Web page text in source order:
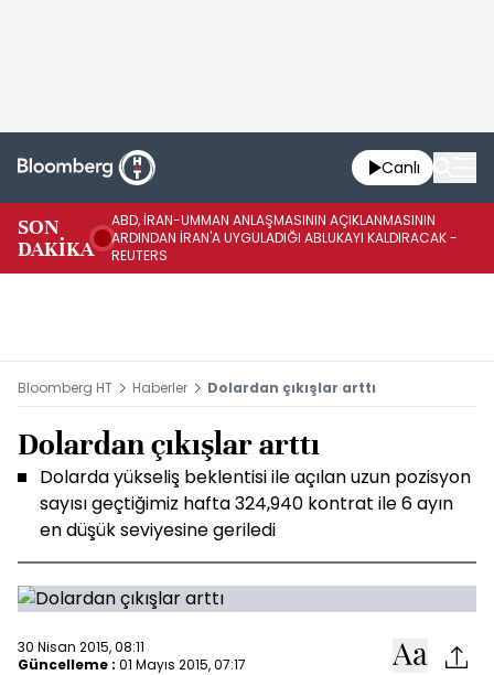
Canlı
SON
DAKİKA
ABD, İRAN-UMMAN ANLAŞMASININ AÇIKLANMASININ
ARDINDAN İRAN'A UYGULADIĞI ABLUKAYI KALDIRACAK -
REUTERS
Bloomberg HT Haberler Dolardan çıkışlar arttı
Dolardan çıkışlar arttı
Dolarda yükseliş beklentisi ile açılan uzun pozisyon
sayısı geçtiğimiz hafta 324,940 kontrat ile 6 ayın
en düşük seviyesine geriledi
30 Nisan 2015, 08:11
Güncelleme : 01 Mayıs 2015, 07:17